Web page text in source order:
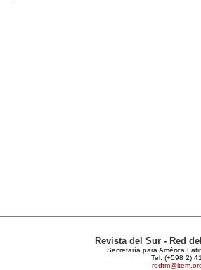
Revista del Sur - Red
Secretaría para América
Tel: (+598 2)